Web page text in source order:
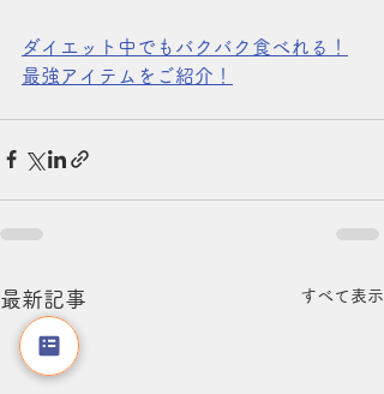
ダイエット中でもバクバク食べれる！
最強アイテムをご紹介！
最新記事 すべて表示